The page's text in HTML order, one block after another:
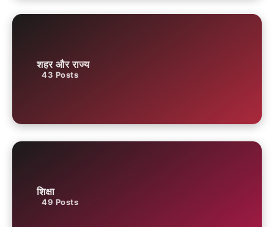
शहर और राज्य
43 Posts
शिक्षा
49 Posts